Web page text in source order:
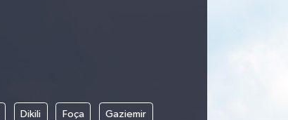
Dikili Foça Gaziemir